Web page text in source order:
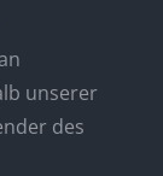
unserer
des